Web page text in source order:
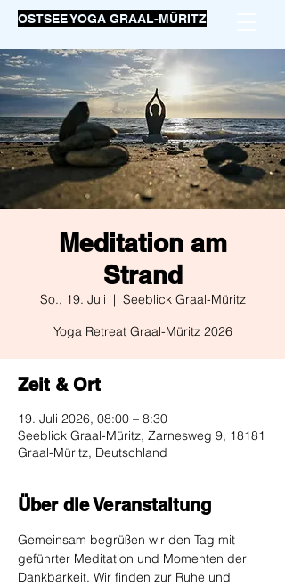
OSTSEE YOGA GRAAL-MÜRITZ
Meditation am
Strand
So., 19. Juli
  |
Seeblick Graal-Müritz
Yoga Retreat Graal-Müritz 2026
Zeit & Ort
19. Juli 2026, 08:00 – 8:30
Seeblick Graal-Müritz, Zarnesweg 9, 18181
Graal-Müritz, Deutschland
Über die Veranstaltung
Gemeinsam begrüßen wir den Tag mit
geführter Meditation und Momenten der
Dankbarkeit. Wir finden zur Ruhe und